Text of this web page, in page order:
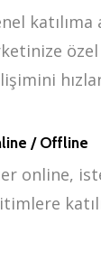
katılıma
özel
/ Offline
online,